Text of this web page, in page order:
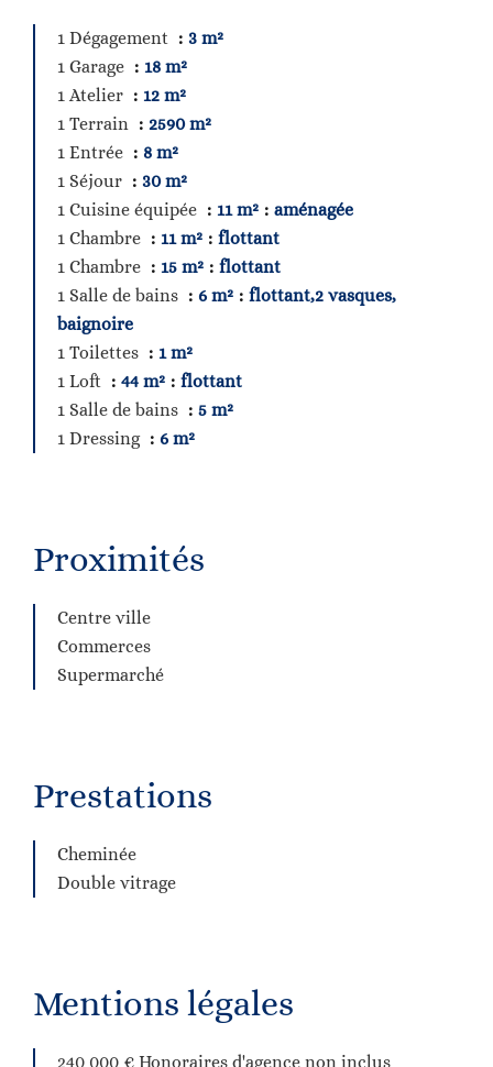
1 Dégagement
3 m²
1 Garage
18 m²
1 Atelier
12 m²
1 Terrain
2590 m²
1 Entrée
8 m²
1 Séjour
30 m²
1 Cuisine équipée
11 m²
aménagée
1 Chambre
11 m²
flottant
1 Chambre
15 m²
flottant
1 Salle de bains
6 m²
flottant,2 vasques,
baignoire
1 Toilettes
1 m²
1 Loft
44 m²
flottant
1 Salle de bains
5 m²
1 Dressing
6 m²
Proximités
Centre ville
Commerces
Supermarché
Prestations
Cheminée
Double vitrage
Mentions légales
240 000 € Honoraires d'agence non inclus